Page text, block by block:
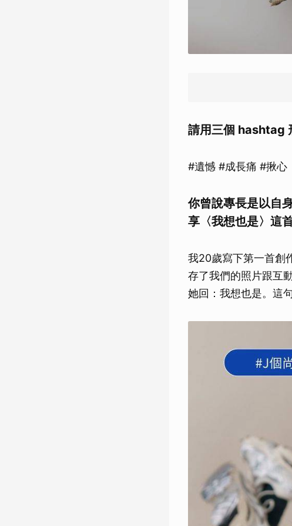
請用三個 hashtag
#遺憾 #成長痛 #揪心
你曾說專長是以自
享〈我想也是〉這
我20歲寫下第一首創
存了我們的照片跟互
她回：我想也是。這